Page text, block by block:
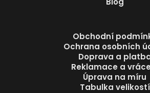
Obchodní
Ochrana osobních
Doprava a
Reklamace a
Úprava na míru
Tabulka velikostí